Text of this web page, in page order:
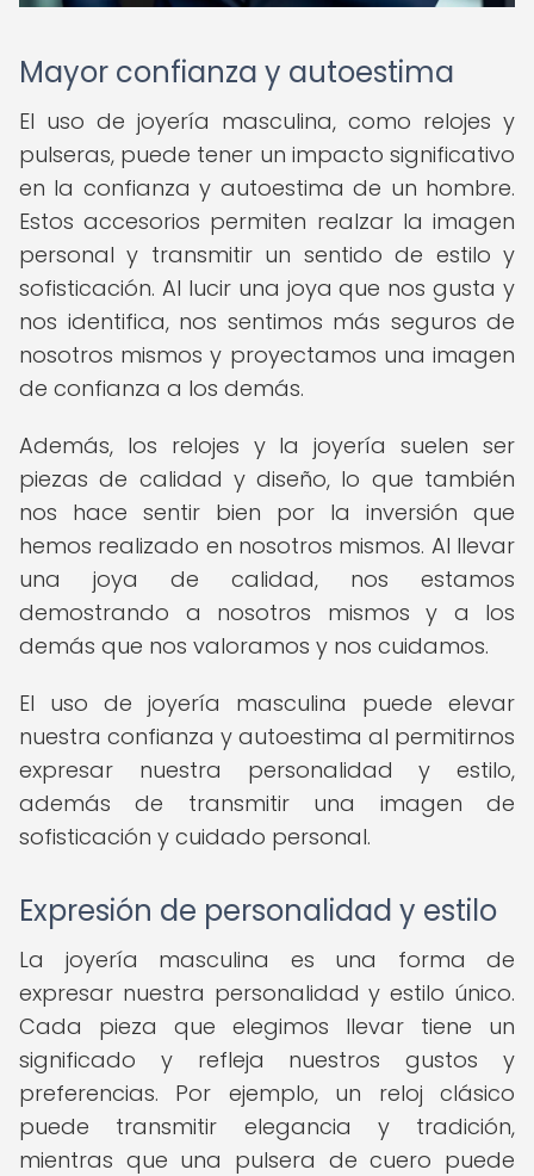
Mayor confianza y autoestima
El uso de joyería masculina, como relojes y
pulseras, puede tener un impacto significativo
en la confianza y autoestima de un hombre.
Estos accesorios permiten realzar la imagen
personal y transmitir un sentido de estilo y
sofisticación. Al lucir una joya que nos gusta y
nos identifica, nos sentimos más seguros de
nosotros mismos y proyectamos una imagen
de confianza a los demás.
Además, los relojes y la joyería suelen ser
piezas de calidad y diseño, lo que también
nos hace sentir bien por la inversión que
hemos realizado en nosotros mismos. Al llevar
una joya de calidad, nos estamos
demostrando a nosotros mismos y a los
demás que nos valoramos y nos cuidamos.
El uso de joyería masculina puede elevar
nuestra confianza y autoestima al permitirnos
expresar nuestra personalidad y estilo,
además de transmitir una imagen de
sofisticación y cuidado personal.
Expresión de personalidad y estilo
La joyería masculina es una forma de
expresar nuestra personalidad y estilo único.
Cada pieza que elegimos llevar tiene un
significado y refleja nuestros gustos y
preferencias. Por ejemplo, un reloj clásico
puede transmitir elegancia y tradición,
mientras que una pulsera de cuero puede